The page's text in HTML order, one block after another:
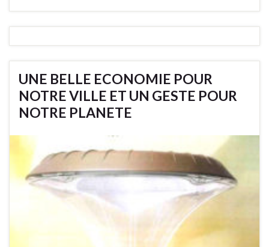
UNE BELLE ECONOMIE POUR
NOTRE VILLE ET UN GESTE POUR
NOTRE PLANETE